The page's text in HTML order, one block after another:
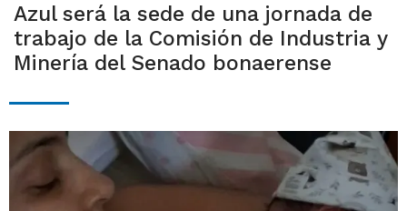
Azul será la sede de una jornada de
trabajo de la Comisión de Industria y
Minería del Senado bonaerense